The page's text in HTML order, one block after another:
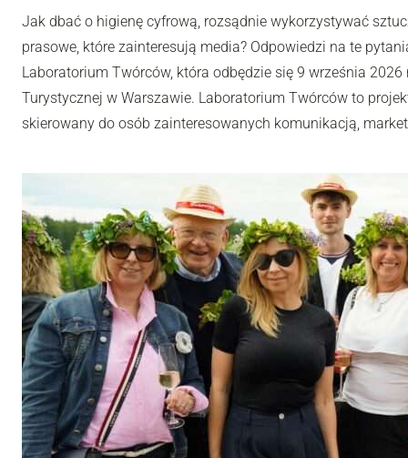
Jak dbać o higienę cyfrową, rozsądnie wykorzystywać
prasowe, które zainteresują media? Odpowiedzi na te
Laboratorium Twórców, która odbędzie się 9 września
Turystycznej w Warszawie. Laboratorium Twórców to
skierowany do osób zainteresowanych komunikacją,